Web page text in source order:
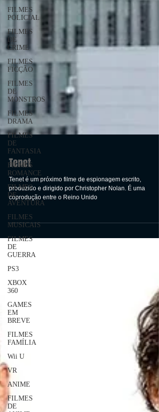
FILMES
POLICIAL
FILMES
DE
CRIME
FILMES
FICÇÃO
FILMES
DE
MONSTROS
FILMES
DRAMA
FILMES
DE
FANTASIA
FILMES
ROMANCE
FILMES
DE
AVENTURA
FILMES
MUSICAIS
FILMES
DE
GUERRA
PS3
XBOX
360
GAMES
EM
BREVE
FILMES
FAMÍLIA
Wii U
VR
ANIME
FILMES
DE
Tenet
Tenet é um próximo filme de espionagem escrito,
produzido e dirigido por Christopher Nolan. É uma
coprodução entre o Reino Unido